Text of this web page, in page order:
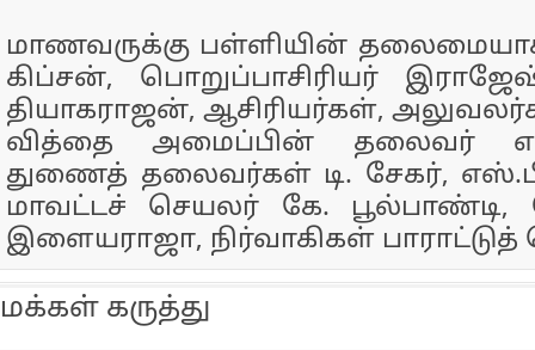
மாணவருக்கு பள்ளியின்
கிப்சன், பொறுப்பாசிரியர்
தியாகராஜன், ஆசிரியர்கள்,
வித்தை அமைப்பின் தலைவர்
துணைத் தலைவர்கள் டி. சேகர்,
மாவட்டச் செயலர் கே.
இளையராஜா, நிர்வாகிகள் பாராட்டுத்
மக்கள் கருத்து